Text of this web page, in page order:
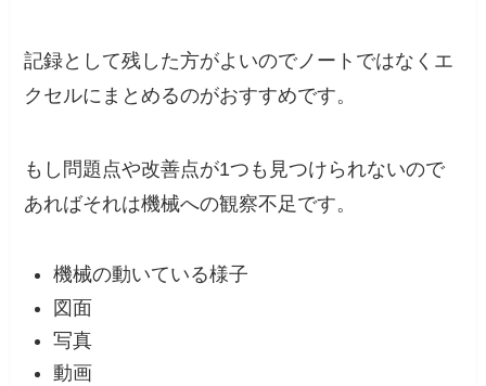
記録として残した方がよいのでノートではなくエ
クセルにまとめるのがおすすめです。
もし問題点や改善点が1つも見つけられないので
あればそれは機械への観察不足です。
機械の動いている様子
図面
写真
動画